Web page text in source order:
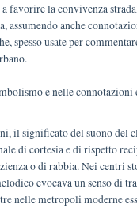
favorire la convivenza
assumendo anche
spesso usate per
e nelle connotazioni
il significato del suono del
di cortesia e di rispetto
o di rabbia. Nei centri
evocava un senso di
nelle metropoli moderne